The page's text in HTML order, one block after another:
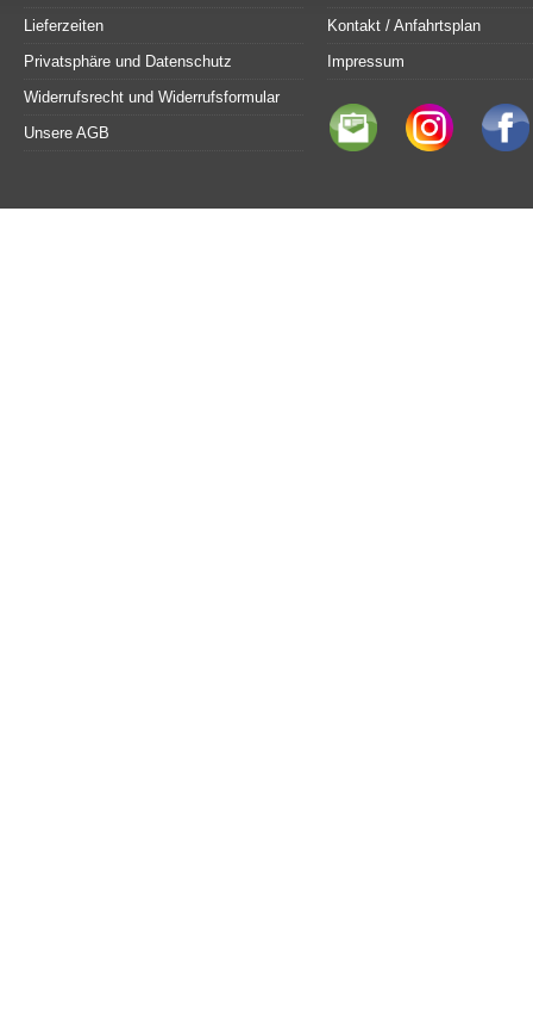
Lieferzeiten
Privatsphäre und Datenschutz
Widerrufsrecht und Widerrufsformular
Unsere AGB
Kontakt / Anfahrtsplan
Impressum